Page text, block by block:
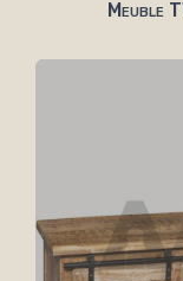
Meuble